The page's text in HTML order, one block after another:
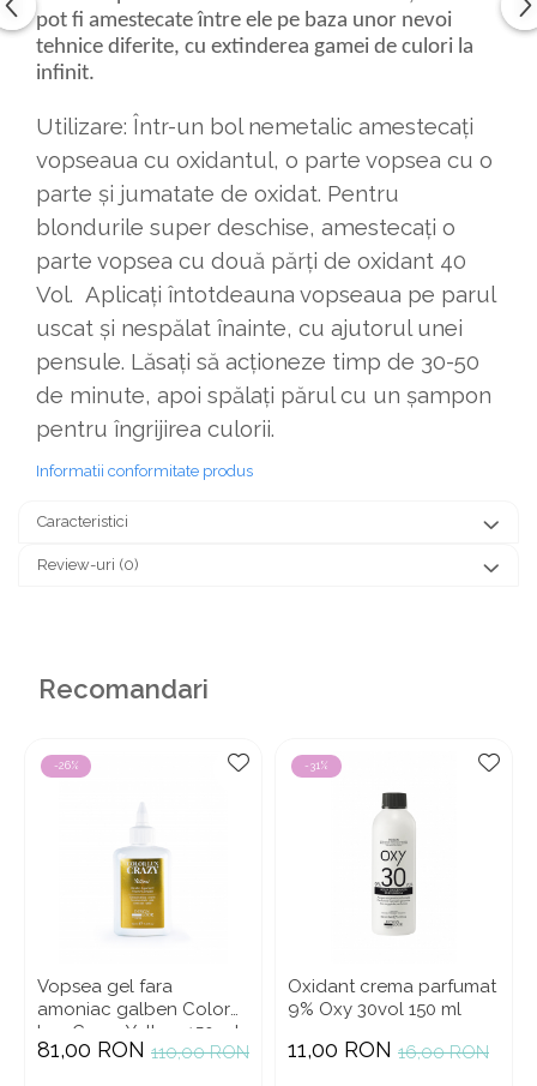
pot fi amestecate între ele pe baza unor nevoi
tehnice diferite, cu extinderea gamei de culori la
infinit.
Utilizare: Într-un bol nemetalic amestecați
vopseaua cu oxidantul, o parte vopsea cu o
parte și jumatate de oxidat. Pentru
blondurile super deschise, amestecați o
parte vopsea cu două părți de oxidant 40
Vol. Aplicați întotdeauna vopseaua pe parul
uscat și nespălat înainte, cu ajutorul unei
pensule. Lăsați să acționeze timp de 30-50
de minute, apoi spălați părul cu un șampon
pentru îngrijirea culorii.
Informatii conformitate produs
Caracteristici
Review-uri (0)
Recomandari
-26%
Vopsea gel fara
amoniac galben Color
Lux Crazy Yellow 150 ml
110,00 RON
81,00 RON
-31%
Oxidant crema parfumat
9% Oxy 30vol 150 ml
16,00 RON
11,00 RON